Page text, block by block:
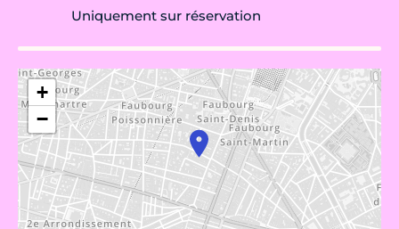
Uniquement sur réservation
+
−